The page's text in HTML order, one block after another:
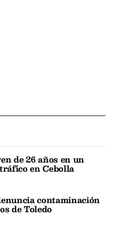
de 26 años en un
en Cebolla
contaminación
de Toledo